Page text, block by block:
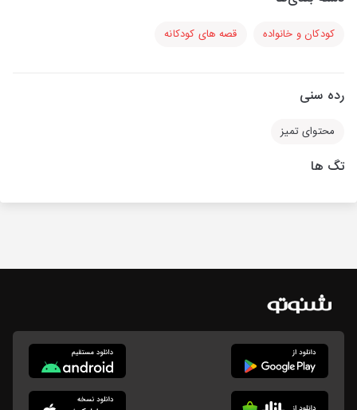
کودکان و خانواده قصه های کودکانه
رده سنی
محتوای تمیز
تگ ها